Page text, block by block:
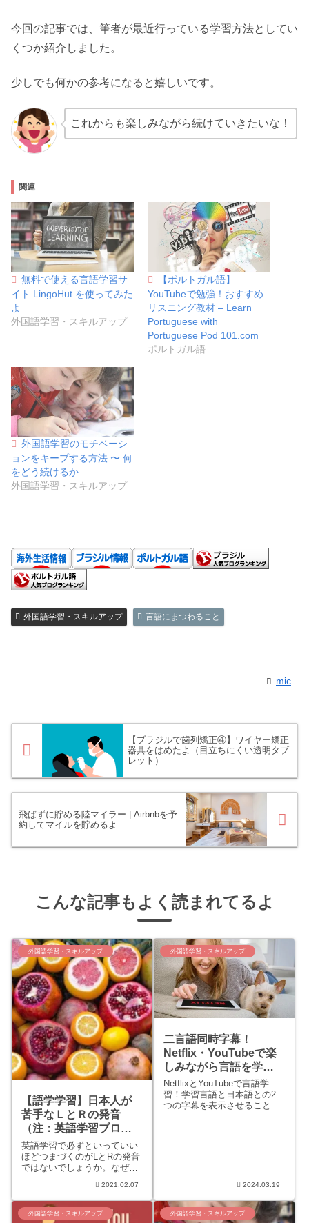
今回の記事では、筆者が最近行っている学習方法としてい
くつか紹介しました。
少しでも何かの参考になると嬉しいです。
これからも楽しみながら続けていきたいな！
関連
無料で使える言語学習サ
イト LingoHut を使ってみた
よ
外国語学習・スキルアップ
【ポルトガル語】
YouTubeで勉強！おすすめ
リスニング教材 – Learn
Portuguese with
Portuguese Pod 101.com
ポルトガル語
外国語学習のモチベーシ
ョンをキープする方法 〜 何
をどう続けるか
外国語学習・スキルアップ
外国語学習・スキルアップ 言語にまつわること
mic
【ブラジルで歯列矯正④】ワイヤー矯正
器具をはめたよ（目立ちにくい透明タブ
レット）
飛ばずに貯める陸マイラー | Airbnbを予
約してマイルを貯めるよ
こんな記事もよく読まれてるよ
外国語学習・スキルアップ
【語学学習】日本人が
苦手なＬとＲの発音
（注：英語学習ブログ
じゃないよ）
英語学習で必ずといっていい
ほどつまづくのがLとRの発音
ではないでしょうか。なぜ難
はない音だから日本人には出
しづらい」ということ。…て
簡単に言うけどさ！みたいな
2021.02.07
外国語学習・スキルアップ
二言語同時字幕！
Netflix・YouTubeで楽
しみながら言語を学ぼ
う – Language
Reactor（旧LLN）
NetflixとYouTubeで言語学
習！学習言語と日本語との2
つの字幕を表示させることが
2024.03.19
外国語学習・スキルアップ 外国語学習・スキルアップ